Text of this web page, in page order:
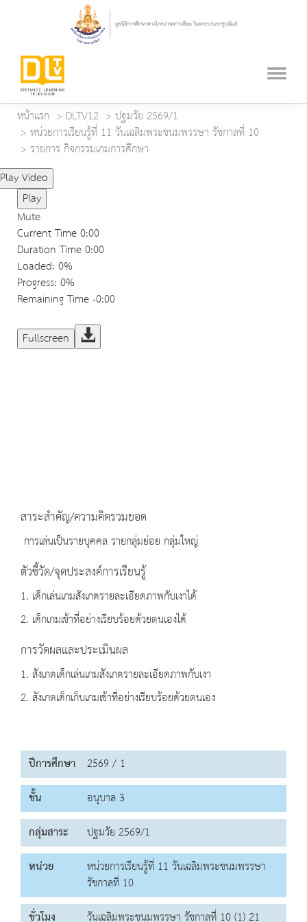
หน้าแรก DLTV12
ปฐมวัย 2569/1
หน่วยการเรียนรู้ที่ 11 วันเฉลิมพระชนมพรรษา รัชกาลที่ 10
รายการ กิจกรรมเกมการศึกษา
Play Video
Play
Mute
Current Time0:00
Duration Time0:00
Loaded: 0%
Progress: 0%
Remaining Time-0:00
Fullscreen
สาระสำคัญ/ความคิดรวมยอด
การเล่นเป็นรายบุคคล รายกลุ่มย่อย กลุ่มใหญ่
ตัวชี้วัด/จุดประสงค์การเรียนรู้
1. เด็กเล่นเกมสังเกตรายละเอียดภาพกับเงาได้
2. เด็กเกมเข้าที่อย่างเรียบร้อยด้วยตนเองได้
การวัดผลและประเมินผล
1. สังเกตเด็กเล่นเกมสังเกตรายละเอียดภาพกับเงา
2. สังเกตเด็กเก็บเกมเข้าที่อย่างเรียบร้อยด้วยตนเอง
ปีการศึกษา 2569 / 1
ชั้น
อนุบาล 3
กลุ่มสาระ
ปฐมวัย 2569/1
หน่วย
หน่วยการเรียนรู้ที่ 11 วันเฉลิมพระชนมพรรษา
รัชกาลที่ 10
ชั่วโมง
วันเฉลิมพระชนมพรรษา รัชกาลที่ 10 (1) 21